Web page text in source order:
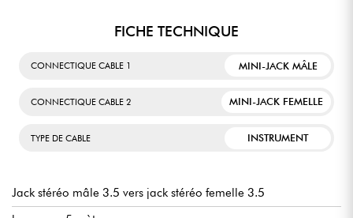
FICHE TECHNIQUE
CONNECTIQUE CABLE 1 MINI-JACK MÂLE
CONNECTIQUE CABLE 2 MINI-JACK FEMELLE
TYPE DE CABLE INSTRUMENT
Jack stéréo mâle 3.5 vers jack stéréo femelle 3.5